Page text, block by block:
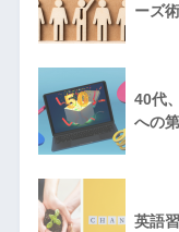
ーズ
40代
への
英語